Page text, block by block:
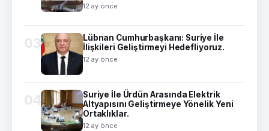
12 ay önce
03
Lübnan Cumhurbaşkanı: Suriye İle
İlişkileri Geliştirmeyi Hedefliyoruz.
12 ay önce
04
Suriye İle Ürdün Arasında Elektrik
Altyapısını Geliştirmeye Yönelik Yeni
Ortaklıklar.
12 ay önce